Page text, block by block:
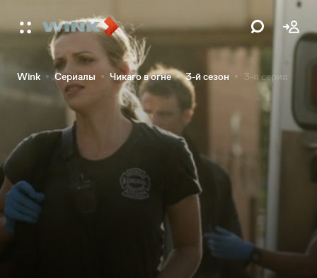
Wink Сериалы Чикаго в огне 3-й сезон 3-я серия